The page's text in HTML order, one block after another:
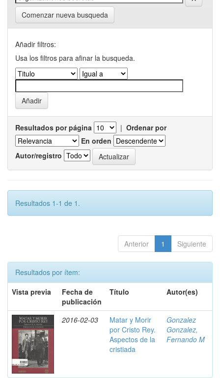
Comenzar nueva busqueda
Añadir filtros:
Usa los filtros para afinar la busqueda.
Resultados por página | Ordenar por
En orden
Autor/registro
Resultados 1-1 de 1.
Anterior 1 Siguiente
Resultados por ítem:
Vista previa
Fecha de
publicación
Título Autor(es)
2016-02-03
Matar y Morir
por Cristo Rey.
Aspectos de la
cristiada
Gonzalez
Gonzalez,
Fernando M